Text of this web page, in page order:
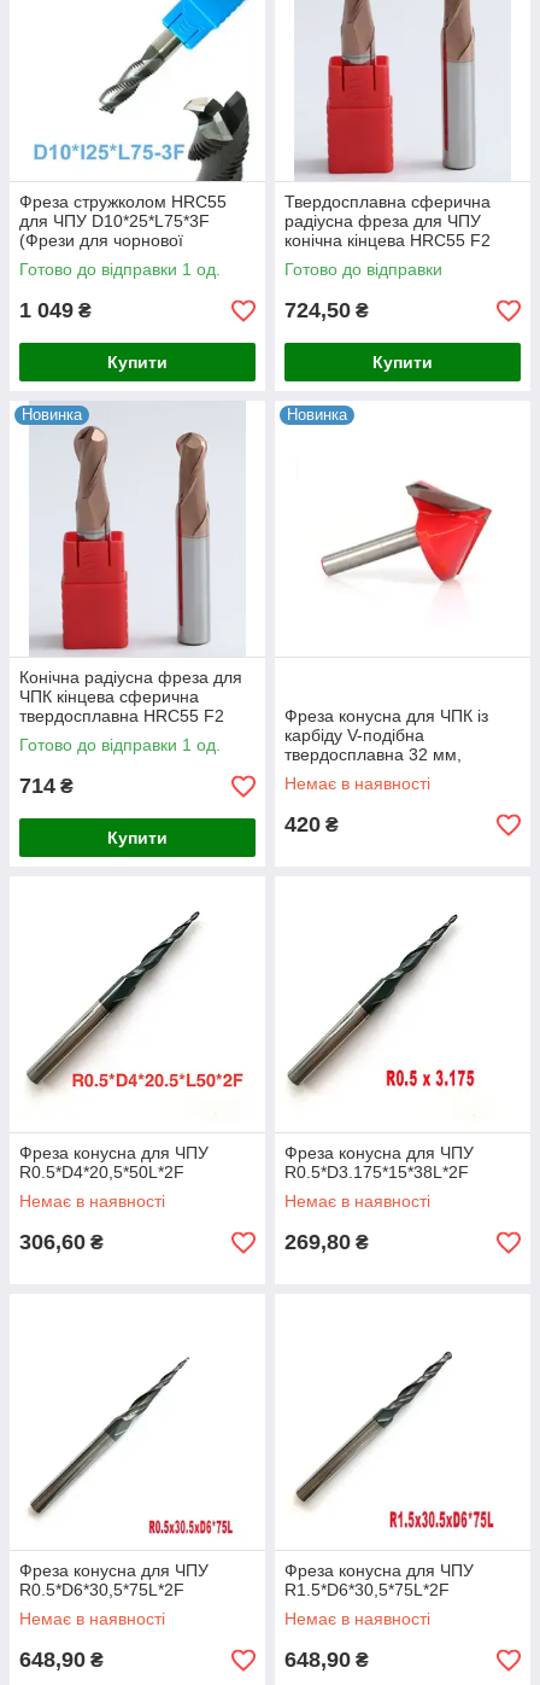
Фреза стружколом HRC55
для ЧПУ D10*25*L75*3F
(Фрези для чорнової
обробки, фрези для розкрою)
Готово до відправки 1 од.
1 049 ₴
Купити
Твердосплавна сферична
радіусна фреза для ЧПУ
конічна кінцева HRC55 F2
Jerray R4 D8 I16 L75
карбідна
Готово до відправки
724,50 ₴
Купити
Новинка
Конічна радіусна фреза для
ЧПК кінцева сферична
твердосплавна HRC55 F2
Jerray R4 D8 I16 L60
карбідна
Готово до відправки 1 од.
714 ₴
Купити
Новинка
Фреза конусна для ЧПК із
карбіду V-подібна
твердосплавна 32 мм,
хвостовик під кутом 90
градусів
Немає в наявності
420 ₴
Фреза конусна для ЧПУ
R0.5*D4*20,5*50L*2F
Немає в наявності
306,60 ₴
Фреза конусна для ЧПУ
R0.5*D3.175*15*38L*2F
Немає в наявності
269,80 ₴
Фреза конусна для ЧПУ
R0.5*D6*30,5*75L*2F
Немає в наявності
648,90 ₴
Фреза конусна для ЧПУ
R1.5*D6*30,5*75L*2F
Немає в наявності
648,90 ₴